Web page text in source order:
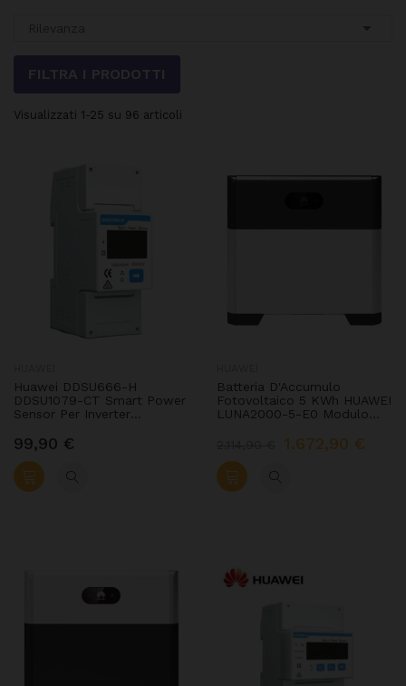
FILTRA I PRODOTTI
Visualizzati 1-25 su 96 articoli
Huawei DDSU666-H
DDSU1079-CT Smart Power
Sensor Per Inverter
99,90 €
Batteria D'Accumulo
Fotovoltaico 5 KWh HUAWEI
LUNA2000-5-E0 Modulo
1.672,90 €